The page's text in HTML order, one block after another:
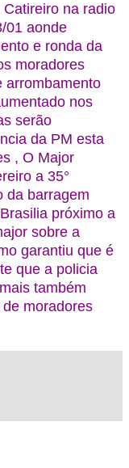
na radio
01 aonde
e ronda da
moradores
arrombamento
nos
serão
da PM esta
, O Major
a 35°
da barragem
próximo a
sobre a
garantiu que é
que a policia
também
moradores